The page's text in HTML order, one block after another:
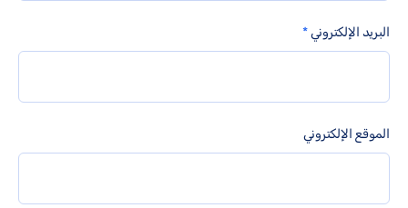
البريد الإلكتروني*
الموقع الإلكتروني